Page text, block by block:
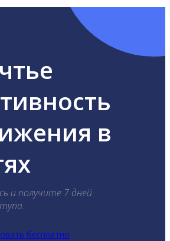
в
и получите 7 дней
бесплатно